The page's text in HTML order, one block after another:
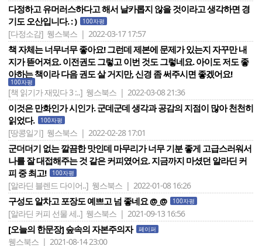
다정하고 유머러스하다고 해서 날카롭지 않을 것이라고 생각하면 경
기도 오산입니다. : )
100자평
[다정소감] 웽스북스 | 2022-03-17 17:57
책 자체는 너무너무 좋아요! 그런데 제본에 문제가 있는지 자꾸만 내
지가 뜯어져요. 이전권도 그렇고 이번 것도 그렇네요. 아이도 저도 좋
아하는 책이라 다음 권도 살 거지만, 신경 좀 써주시면 좋겠어요!
100자평
[책 읽기가 재밌다 3 :..] 웽스북스 | 2022-03-08 21:36
이것은 만화인가 시인가. 군데군데 생각과 공감의 지점이 많아 천천히
읽었다.
100자평
[땅콩일기] 웽스북스 | 2022-02-28 17:01
군더더기 없는 깔끔한 맛인데 마무리가 너무 기분 좋게 고급스러워서
나를 잘 대접해주는 것 같은 커피였어요. 지금까지 마셨던 알라딘 커
피 중 최고!
100자평
[알라딘 블렌드 다이어..] 웽스북스 | 2022-01-08 16:26
구성도 알차고 포장도 예쁘고 넘 좋네요 @_@ 100자평
[알라딘 커피 선물 세..] 웽스북스 | 2021-09-13 16:56
[오늘의 한문장] 숲속의 자본주의자 페이퍼
웽스북스 | 2021-08-14 23:00